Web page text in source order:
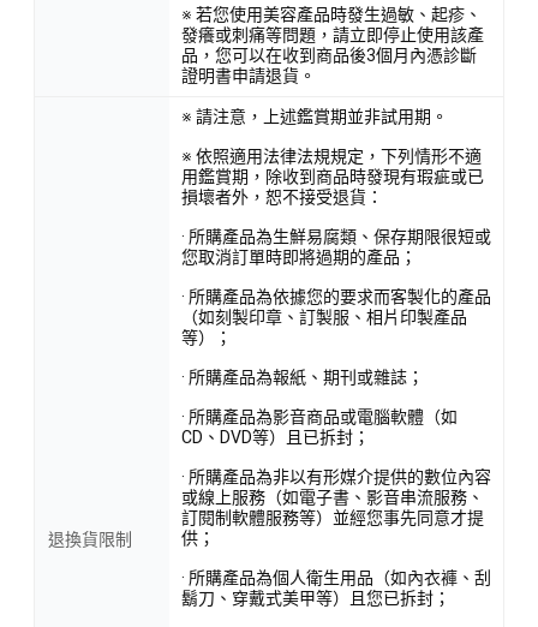
※ 若您使用美容產品時發生過敏、起疹、
發癢或刺痛等問題，請立即停止使用該產
品，您可以在收到商品後3個月內憑診斷
證明書申請退貨。
退換貨限制
※ 請注意，上述鑑賞期並非試用期。
※ 依照適用法律法規規定，下列情形不適
用鑑賞期，除收到商品時發現有瑕疵或已
損壞者外，恕不接受退貨：
· 所購產品為生鮮易腐類、保存期限很短或
您取消訂單時即將過期的產品；
· 所購產品為依據您的要求而客製化的產品
（如刻製印章、訂製服、相片印製產品
等）；
· 所購產品為報紙、期刊或雜誌；
· 所購產品為影音商品或電腦軟體（如
CD、DVD等）且已拆封；
· 所購產品為非以有形媒介提供的數位內容
或線上服務（如電子書、影音串流服務、
訂閱制軟體服務等）並經您事先同意才提
供；
· 所購產品為個人衛生用品（如內衣褲、刮
鬍刀、穿戴式美甲等）且您已拆封；